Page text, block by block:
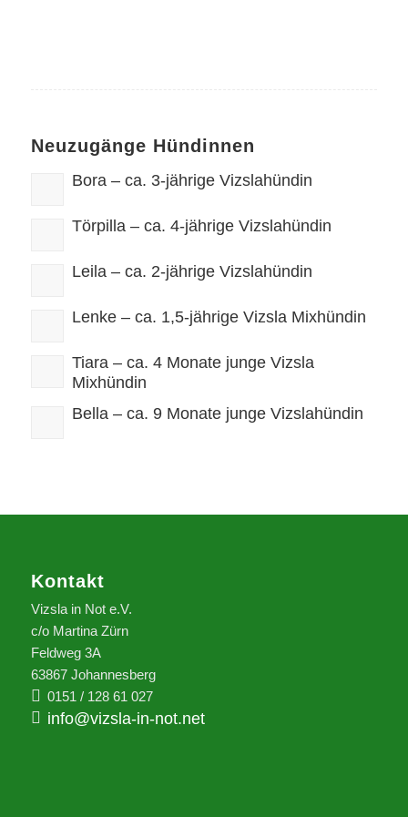
Neuzugänge Hündinnen
Bora – ca. 3-jährige Vizslahündin
Törpilla – ca. 4-jährige Vizslahündin
Leila – ca. 2-jährige Vizslahündin
Lenke – ca. 1,5-jährige Vizsla Mixhündin
Tiara – ca. 4 Monate junge Vizsla
Mixhündin
Bella – ca. 9 Monate junge Vizslahündin
Kontakt
Vizsla in Not e.V.
c/o Martina Zürn
Feldweg 3A
63867 Johannesberg
0151 / 128 61 027
info@vizsla-in-not.net